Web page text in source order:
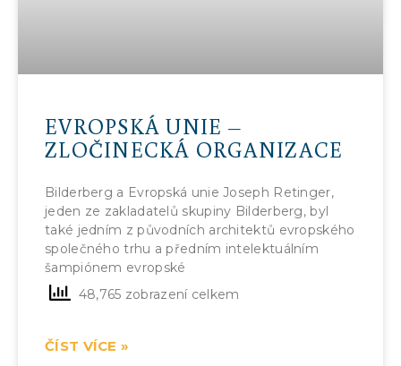
EVROPSKÁ UNIE –
ZLOČINECKÁ ORGANIZACE
Bilderberg a Evropská unie Joseph Retinger,
jeden ze zakladatelů skupiny Bilderberg, byl
také jedním z původních architektů evropského
společného trhu a předním intelektuálním
šampiónem evropské
48,765 zobrazení celkem
ČÍST VÍCE »